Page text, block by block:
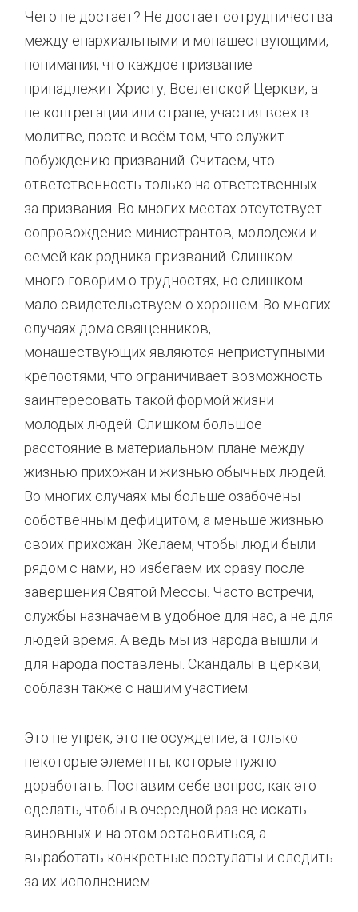
Чего не достает? Не достает сотрудничества
между епархиальными и монашествующими,
понимания, что каждое призвание
принадлежит Христу, Вселенской Церкви, а
не конгрегации или стране, участия всех в
молитве, посте и всём том, что служит
побуждению призваний. Считаем, что
ответственность только на ответственных
за призвания. Во многих местах отсутствует
сопровождение министрантов, молодежи и
семей как родника призваний. Слишком
много говорим о трудностях, но слишком
мало свидетельствуем о хорошем. Во многих
случаях дома священников,
монашествующих являются неприступными
крепостями, что ограничивает возможность
заинтересовать такой формой жизни
молодых людей. Слишком большое
расстояние в материальном плане между
жизнью прихожан и жизнью обычных людей.
Во многих случаях мы больше озабочены
собственным дефицитом, а меньше жизнью
своих прихожан. Желаем, чтобы люди были
рядом с нами, но избегаем их сразу после
завершения Святой Мессы. Часто встречи,
службы назначаем в удобное для нас, а не для
людей время. А ведь мы из народа вышли и
для народа поставлены. Скандалы в церкви,
соблазн также с нашим участием.
Это не упрек, это не осуждение, а только
некоторые элементы, которые нужно
доработать. Поставим себе вопрос, как это
сделать, чтобы в очередной раз не искать
виновных и на этом остановиться, а
выработать конкретные постулаты и следить
за их исполнением.